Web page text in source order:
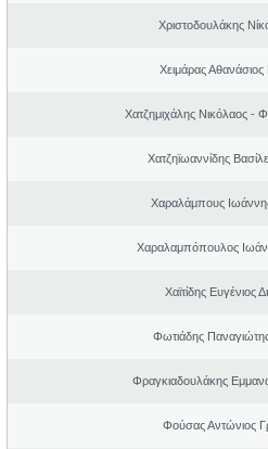
Χριστοδουλάκης
Χειμάρας
Χατζημιχάλης Νικόλαος -
Χατζηϊωαννίδης
Χαραλάμπους
Χαραλαμπόπουλος
Χαϊτίδης Ευγένιος
Φωτιάδης
Φραγκιαδουλάκης
Φούσας Αντώνιος